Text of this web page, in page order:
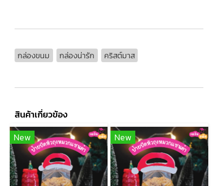
กล่องขนม กล่องน่ารัก คริสต์มาส
สินค้าเกี่ยวข้อง
New
New